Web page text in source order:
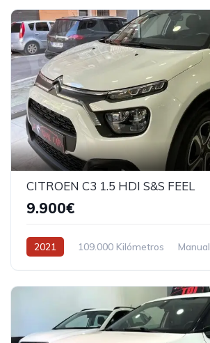
CITROEN C3 1.5 HDI S&S FEEL
9.900€
2021 109.000 Kilómetros Manual